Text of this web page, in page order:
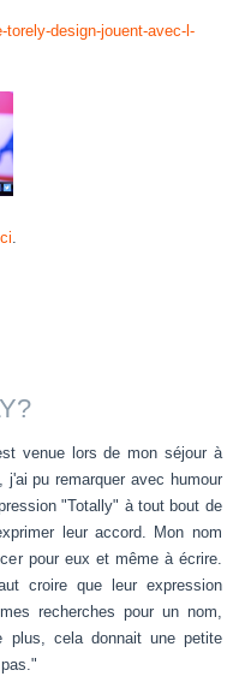
torely-design-jouent-avec-l-
.
venue lors de mon séjour à
pu remarquer avec humour
"Totally" à tout bout de
leur accord. Mon nom
pour eux et même à écrire.
croire que leur expression
recherches pour un nom,
plus, cela donnait une petite